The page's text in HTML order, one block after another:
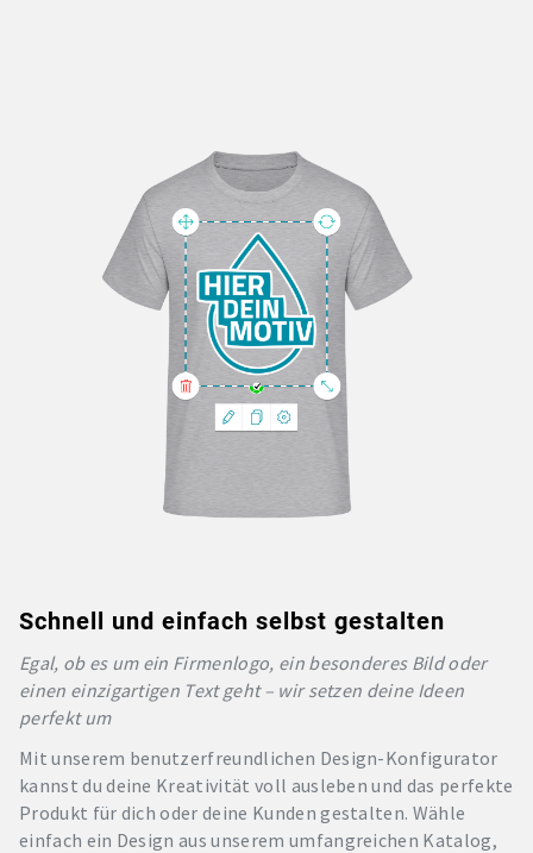
Schnell und einfach selbst gestalten
Egal, ob es um ein Firmenlogo, ein besonderes Bild oder
einen einzigartigen Text geht – wir setzen deine Ideen
perfekt um
Mit unserem benutzerfreundlichen Design-Konfigurator
kannst du deine Kreativität voll ausleben und das perfekte
Produkt für dich oder deine Kunden gestalten. Wähle
einfach ein Design aus unserem umfangreichen Katalog,